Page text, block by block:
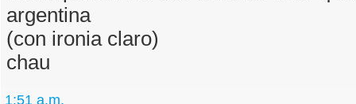
argentina
(con ironia claro)
chau
1:51 a.m.